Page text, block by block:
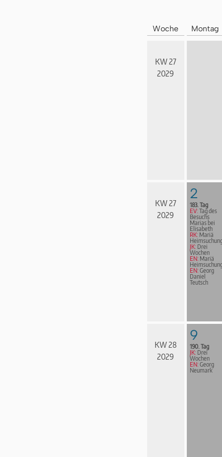
Woche Montag
KW 27
2029
KW 27
2029
2
183. Tag
EV: Tag des
Besuchs
Marias bei
Elisabeth
RK: Mariä
JK: Drei
Wochen
EN: Mariä
EN: Georg
Daniel
Teutsch
KW 28
2029
9
190. Tag
JK: Drei
Wochen
EN: Georg
Neumark